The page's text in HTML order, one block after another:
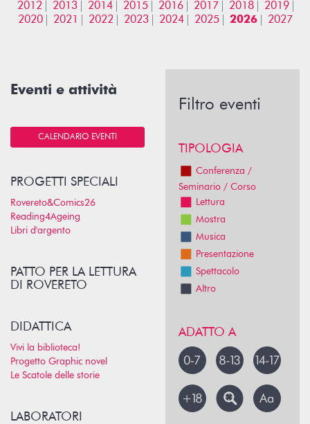
2012
2013 2014 2015 2016 2017 2018
2019
2020
2021 2022 2023 2024 2025 2026 2027
Eventi e attività
CALENDARIO EVENTI
PROGETTI SPECIALI
Rovereto&Comics26
Reading4Ageing
Libri d'argento
PATTO PER LA LETTURA
DI ROVERETO
DIDATTICA
Vivi la biblioteca!
Progetto Graphic novel
Le Scatole delle storie
LABORATORI
Filtro eventi
TIPOLOGIA
Conferenza /
Seminario / Corso
Lettura
Mostra
Musica
Presentazione
Spettacolo
Altro
ADATTO A